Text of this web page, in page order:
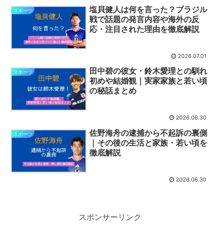
スポーツ
塩貝健人は何を言った？ブラジル
戦で話題の発言内容や海外の反
応・注目された理由を徹底解説
2026.07.01
スポーツ
田中碧の彼女・鈴木愛理との馴れ
初めや結婚観｜実家家族と若い頃
の秘話まとめ
2026.06.30
スポーツ
佐野海舟の逮捕から不起訴の裏側
｜その後の生活と家族・若い頃を
徹底解説
2026.06.30
スポンサーリンク